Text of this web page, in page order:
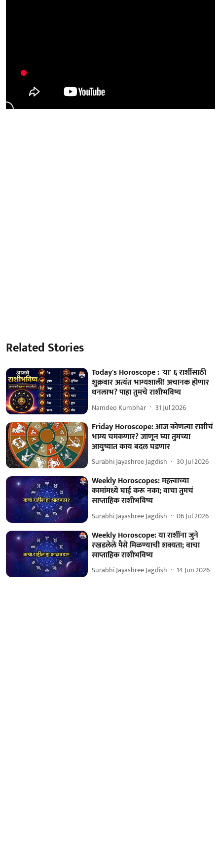
Related Stories
Today's Horoscope : 'या' ६ राशींसाठी
शु्क्रवार अत्यंत भाग्यशाली! अचानक होणार
धनलाभ? पाहा तुमचे राशीभविष्य
Namdeo Kumbhar 31 Jul 2026
Friday Horoscope: आज कोणत्या राशीचं
भाग्य चमकणार? जाणून घ्या तुमच्या
आयुष्यात काय बदल घडणार
Surabhi Jayashree Jagdish 30 Jul 2026
Weekly Horoscopes: महत्त्वाच्या
कामांमध्ये घाई करू नका; वाचा तुमचं
साप्ताहिक राशीभविष्य
Surabhi Jayashree Jagdish 06 Jul 2026
Weekly Horoscope: या राशींना जुने
रखडलेले पैसे मिळण्याची शक्यता; वाचा
साप्ताहिक राशीभविष्य
Surabhi Jayashree Jagdish 14 Jun 2026